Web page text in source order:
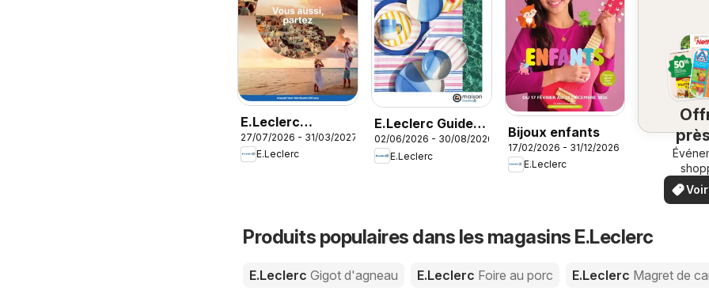
E.Leclerc
Voyages AH
2026/2027
27/07/2026 - 31/03/2027
E.Leclerc
E.Leclerc Guide
Collection
Veralec Ete 2026
02/06/2026 - 30/08/2026
E.Leclerc
Bijoux enfants
17/02/2026 - 31/12/2026
E.Leclerc
Produits populaires dans les magasins E.Leclerc
E.Leclerc Gigot d'agneau E.Leclerc Foire au porc E.Leclerc Magret de